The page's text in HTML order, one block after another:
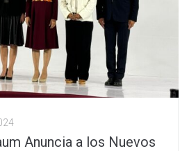
Anuncia a los Nuevos